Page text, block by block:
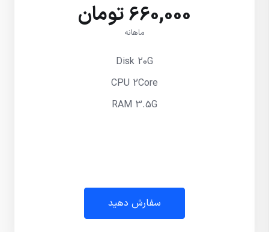
660,000 تومان
ماهانه
Disk 20G
CPU 2Core
RAM 3.5G
سفارش دهید